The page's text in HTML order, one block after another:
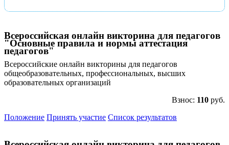
Всероссийская онлайн викторина для педагогов
"Основные правила и нормы аттестация
педагогов"
Всероссийские онлайн викторины для педагогов
общеобразовательных, профессиональных, высших
образовательных организаций
Взнос: 110 руб.
Положение Принять участие Список результатов